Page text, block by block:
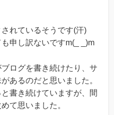
れているそうです(汗)
申し訳ないですm(_ _)m
ログを書き続けたり、サ
あるのだと思いました。
書き続けていますが、間
て思いました。